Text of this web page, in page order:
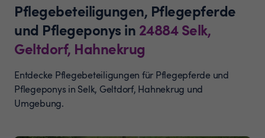
Pflegebeteiligungen, Pflegepferde
und Pflegeponys in 24884 Selk,
Geltdorf, Hahnekrug
Entdecke Pflegebeteiligungen für Pflegepferde und
Pflegeponys in Selk, Geltdorf, Hahnekrug und
Umgebung.